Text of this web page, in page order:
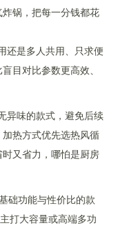
锅，把每一分钱都花
还是多人共用、只求便
目对比参数更高效、
异味的款式，避免后续
热方式优先选热风循
又省力，哪怕是厨房
础功能与性价比的款
打大容量或高端多功